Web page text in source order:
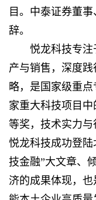
目。中泰证券董
辞。
悦龙科技专
产与销售，深度
略，是国家级重点
家重大科技项目
等奖，技术实力
悦龙科技成功登
技金融”大文章、
济的成果体现，